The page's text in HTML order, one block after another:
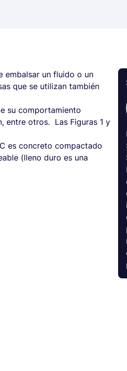
embalsar un fluido o un
que se utilizan también
su comportamiento
entre otros. Las Figuras 1 y
es concreto compactado
(lleno duro es una